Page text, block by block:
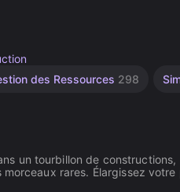
des Ressources 298
un tourbillon de constructions,
rares. Élargissez votre